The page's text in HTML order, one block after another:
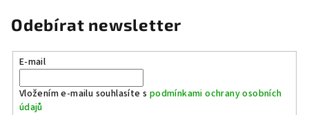
Odebírat newsletter
E-mail
Vložením e-mailu souhlasíte s podmínkami ochrany osobních
údajů